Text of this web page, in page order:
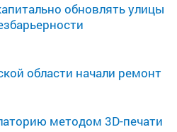
обновлять улицы
области начали ремонт
методом 3D-печати